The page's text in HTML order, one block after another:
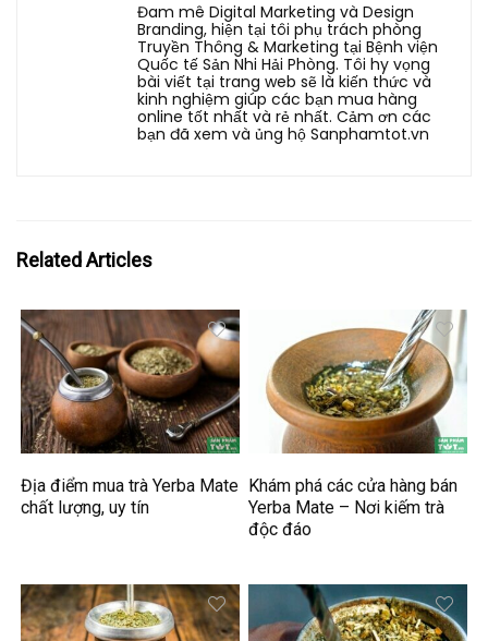
Đam mê Digital Marketing và Design
Branding, hiện tại tôi phụ trách phòng
Truyền Thông & Marketing tại Bệnh viện
Quốc tế Sản Nhi Hải Phòng. Tôi hy vọng
bài viết tại trang web sẽ là kiến thức và
kinh nghiệm giúp các bạn mua hàng
online tốt nhất và rẻ nhất. Cảm ơn các
bạn đã xem và ủng hộ Sanphamtot.vn
Related Articles
Địa điểm mua trà Yerba Mate
chất lượng, uy tín
Khám phá các cửa hàng bán
Yerba Mate – Nơi kiếm trà
độc đáo